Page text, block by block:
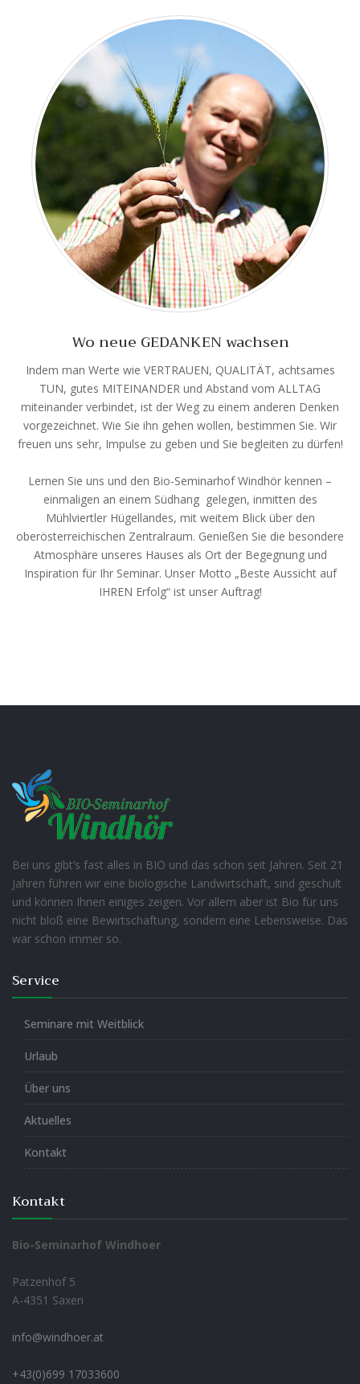
Wo neue GEDANKEN wachsen
Indem man Werte wie VERTRAUEN, QUALITÄT, achtsames
TUN, gutes MITEINANDER und Abstand vom ALLTAG
miteinander verbindet, ist der Weg zu einem anderen Denken
vorgezeichnet. Wie Sie ihn gehen wollen, bestimmen Sie. Wir
freuen uns sehr, Impulse zu geben und Sie begleiten zu dürfen!
Lernen Sie uns und den Bio-Seminarhof Windhör kennen –
einmaligen an einem Südhang gelegen, inmitten des
Mühlviertler Hügellandes, mit weitem Blick über den
oberösterreichischen Zentralraum. Genießen Sie die besondere
Atmosphäre unseres Hauses als Ort der Begegnung und
Inspiration für Ihr Seminar. Unser Motto „Beste Aussicht auf
IHREN Erfolg“ ist unser Auftrag!
Bei uns gibt’s fast alles in BIO und das schon seit Jahren. Seit 21
Jahren führen wir eine biologische Landwirtschaft, sind geschult
und können Ihnen einiges zeigen. Vor allem aber ist Bio für uns
nicht bloß eine Bewirtschaftung, sondern eine Lebensweise. Das
war schon immer so.
Service
Seminare mit Weitblick
Urlaub
Über uns
Aktuelles
Kontakt
Kontakt
Bio-Seminarhof Windhoer
Patzenhof 5
A-4351 Saxen
info@windhoer.at
+43(0)699 17033600